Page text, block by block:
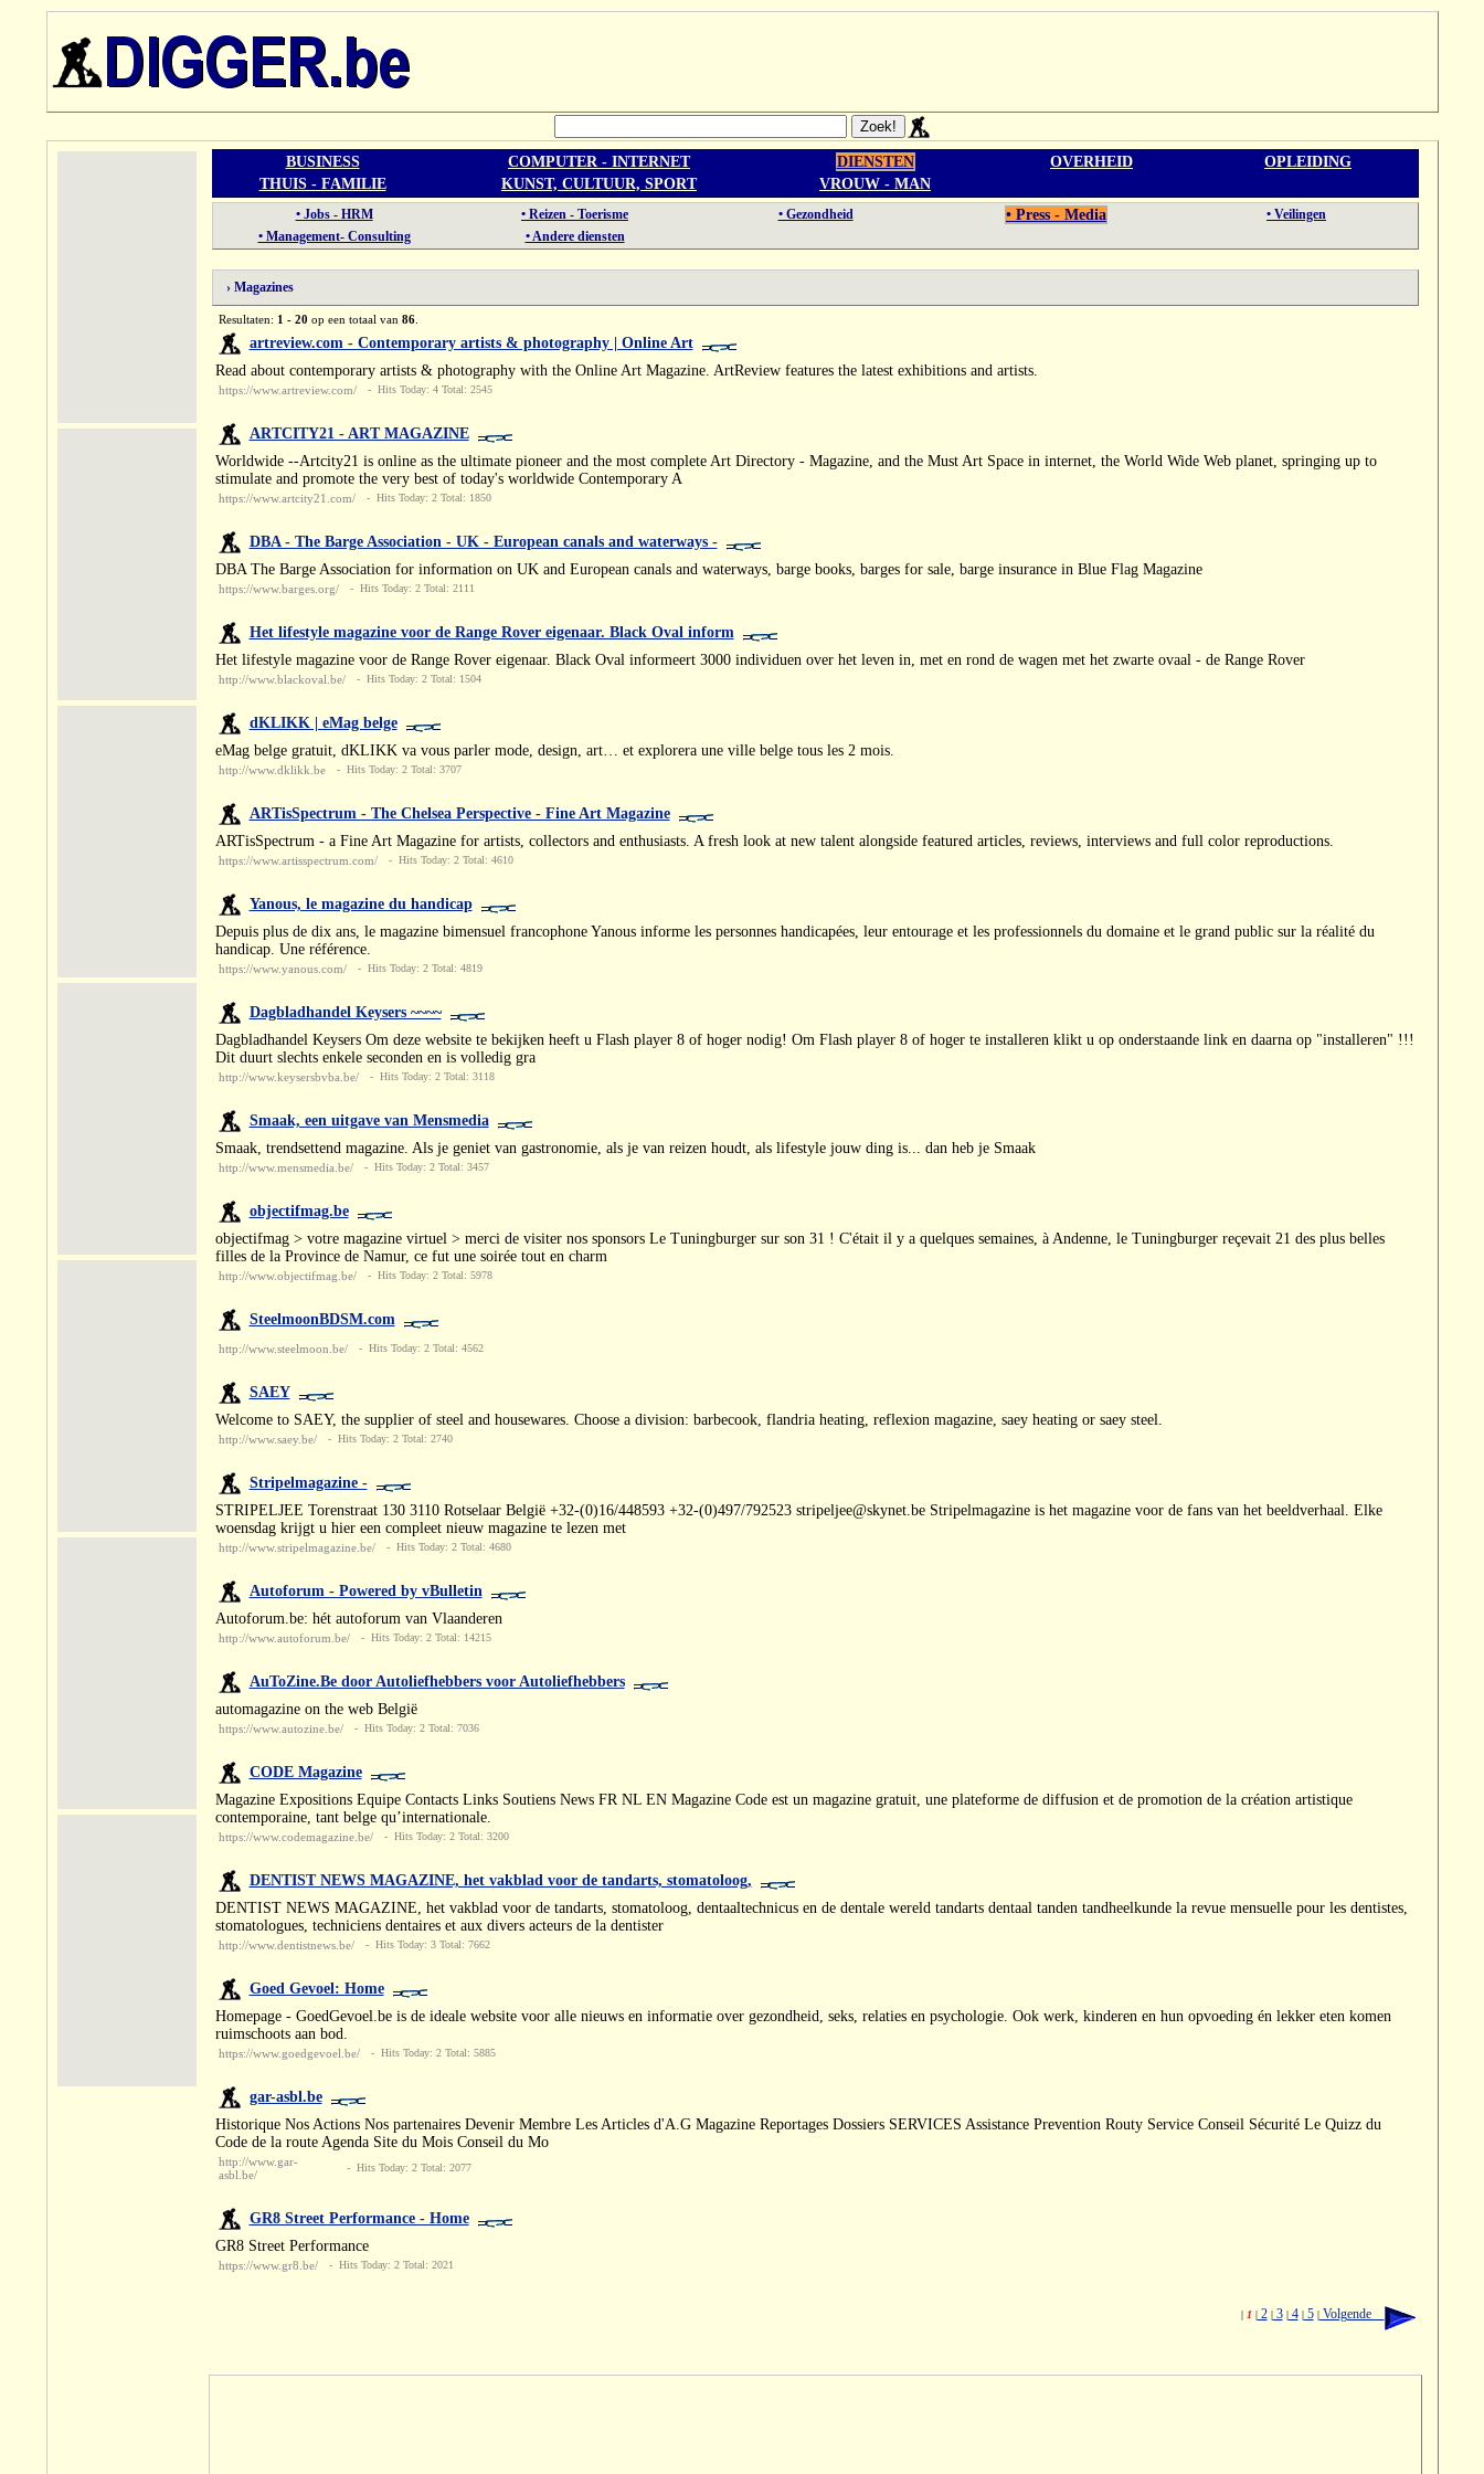
BUSINESS COMPUTER - INTERNET DIENSTEN OVERHEID
OPLEIDING
THUIS - FAMILIE
KUNST, CULTUUR, SPORT VROUW - MAN
• Jobs - HRM • Reizen - Toerisme • Gezondheid • Press - Media
• Veilingen
• Management- Consulting
• Andere diensten
› Magazines
Resultaten: 1 - 20 op een totaal van 86.
artreview.com - Contemporary artists & photography | Online Art
Read about contemporary artists & photography with the Online Art Magazine. ArtReview features the latest exhibitions and artists.
https://www.artreview.com/ - Hits Today: 4 Total: 2545
ARTCITY21 - ART MAGAZINE
Worldwide --Artcity21 is online as the ultimate pioneer and the most complete Art Directory - Magazine, and the Must Art Space in internet, the World Wide Web planet, springing up to
stimulate and promote the very best of today's worldwide Contemporary A
https://www.artcity21.com/ - Hits Today: 2 Total: 1850
DBA - The Barge Association - UK - European canals and waterways -
DBA The Barge Association for information on UK and European canals and waterways, barge books, barges for sale, barge insurance in Blue Flag Magazine
https://www.barges.org/ - Hits Today: 2 Total: 2111
Het lifestyle magazine voor de Range Rover eigenaar. Black Oval inform
Het lifestyle magazine voor de Range Rover eigenaar. Black Oval informeert 3000 individuen over het leven in, met en rond de wagen met het zwarte ovaal - de Range Rover
http://www.blackoval.be/ - Hits Today: 2 Total: 1504
dKLIKK | eMag belge
eMag belge gratuit, dKLIKK va vous parler mode, design, art… et explorera une ville belge tous les 2 mois.
http://www.dklikk.be - Hits Today: 2 Total: 3707
ARTisSpectrum - The Chelsea Perspective - Fine Art Magazine
ARTisSpectrum - a Fine Art Magazine for artists, collectors and enthusiasts. A fresh look at new talent alongside featured articles, reviews, interviews and full color reproductions.
https://www.artisspectrum.com/ - Hits Today: 2 Total: 4610
Yanous, le magazine du handicap
Depuis plus de dix ans, le magazine bimensuel francophone Yanous informe les personnes handicapées, leur entourage et les professionnels du domaine et le grand public sur la réalité du
handicap. Une référence.
https://www.yanous.com/ - Hits Today: 2 Total: 4819
Dagbladhandel Keysers ~~~~
Dagbladhandel Keysers Om deze website te bekijken heeft u Flash player 8 of hoger nodig! Om Flash player 8 of hoger te installeren klikt u op onderstaande link en daarna op "installeren" !!!
Dit duurt slechts enkele seconden en is volledig gra
http://www.keysersbvba.be/ - Hits Today: 2 Total: 3118
Smaak, een uitgave van Mensmedia
Smaak, trendsettend magazine. Als je geniet van gastronomie, als je van reizen houdt, als lifestyle jouw ding is... dan heb je Smaak
http://www.mensmedia.be/ - Hits Today: 2 Total: 3457
objectifmag.be
objectifmag > votre magazine virtuel > merci de visiter nos sponsors Le Tuningburger sur son 31 ! C'était il y a quelques semaines, à Andenne, le Tuningburger reçevait 21 des plus belles
filles de la Province de Namur, ce fut une soirée tout en charm
http://www.objectifmag.be/ - Hits Today: 2 Total: 5978
SteelmoonBDSM.com
http://www.steelmoon.be/ - Hits Today: 2 Total: 4562
SAEY
Welcome to SAEY, the supplier of steel and housewares. Choose a division: barbecook, flandria heating, reflexion magazine, saey heating or saey steel.
http://www.saey.be/ - Hits Today: 2 Total: 2740
Stripelmagazine -
STRIPELJEE Torenstraat 130 3110 Rotselaar België +32-(0)16/448593 +32-(0)497/792523 stripeljee@skynet.be Stripelmagazine is het magazine voor de fans van het beeldverhaal. Elke
woensdag krijgt u hier een compleet nieuw magazine te lezen met
http://www.stripelmagazine.be/ - Hits Today: 2 Total: 4680
Autoforum - Powered by vBulletin
Autoforum.be: hét autoforum van Vlaanderen
http://www.autoforum.be/ - Hits Today: 2 Total: 14215
AuToZine.Be door Autoliefhebbers voor Autoliefhebbers
automagazine on the web België
https://www.autozine.be/ - Hits Today: 2 Total: 7036
CODE Magazine
Magazine Expositions Equipe Contacts Links Soutiens News FR NL EN Magazine Code est un magazine gratuit, une plateforme de diffusion et de promotion de la création artistique
contemporaine, tant belge qu’internationale.
https://www.codemagazine.be/ - Hits Today: 2 Total: 3200
DENTIST NEWS MAGAZINE, het vakblad voor de tandarts, stomatoloog,
DENTIST NEWS MAGAZINE, het vakblad voor de tandarts, stomatoloog, dentaaltechnicus en de dentale wereld tandarts dentaal tanden tandheelkunde la revue mensuelle pour les dentistes,
stomatologues, techniciens dentaires et aux divers acteurs de la dentister
http://www.dentistnews.be/ - Hits Today: 3 Total: 7662
Goed Gevoel: Home
Homepage - GoedGevoel.be is de ideale website voor alle nieuws en informatie over gezondheid, seks, relaties en psychologie. Ook werk, kinderen en hun opvoeding én lekker eten komen
ruimschoots aan bod.
https://www.goedgevoel.be/ - Hits Today: 2 Total: 5885
gar-asbl.be
Historique Nos Actions Nos partenaires Devenir Membre Les Articles d'A.G Magazine Reportages Dossiers SERVICES Assistance Prevention Routy Service Conseil Sécurité Le Quizz du
Code de la route Agenda Site du Mois Conseil du Mo
http://www.gar-
asbl.be/
- Hits Today: 2 Total: 2077
GR8 Street Performance - Home
GR8 Street Performance
https://www.gr8.be/ - Hits Today: 2 Total: 2021
| 1 |2|3|4|5|Volgende